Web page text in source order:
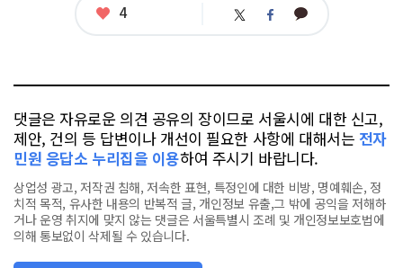
좋
4 트 페 카
댓글은 자유로운 의견 공유의 장이므로 서울시에 대한 신고,
제안, 건의 등 답변이나 개선이 필요한 사항에 대해서는 전자
민원 응답소 누리집을 이용하여 주시기 바랍니다.
상업성 광고, 저작권 침해, 저속한 표현, 특정인에 대한 비방, 명예훼손, 정
치적 목적, 유사한 내용의 반복적 글, 개인정보 유출,그 밖에 공익을 저해하
거나 운영 취지에 맞지 않는 댓글은 서울특별시 조례 및 개인정보보호법에
의해 통보없이 삭제될 수 있습니다.